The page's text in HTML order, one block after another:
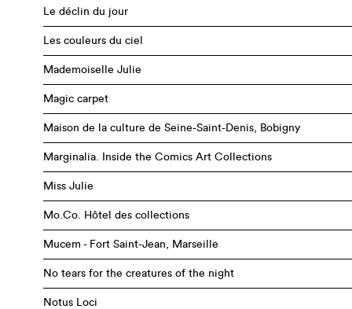
Le déclin du jour
Les couleurs du ciel
Mademoiselle Julie
Magic carpet
Maison de la culture de Seine-Saint-Denis, Bobigny
Marginalia. Inside the Comics Art Collections
Miss Julie
Mo.Co. Hôtel des collections
Mucem - Fort Saint-Jean, Marseille
No tears for the creatures of the night
Notus Loci